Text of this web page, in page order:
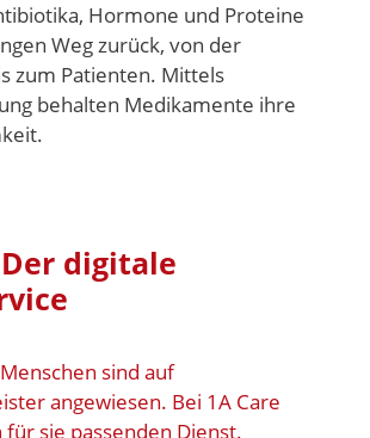
Hormone und Proteine
Weg zurück, von der
zum Patienten. Mittels
behalten Medikamente ihre
digitale